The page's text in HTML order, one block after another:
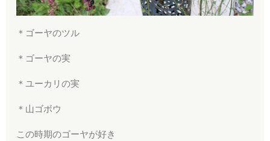
＊ゴーヤのツル
＊ゴーヤの実
＊ユーカリの実
＊山ゴボウ
この時期のゴーヤが好き